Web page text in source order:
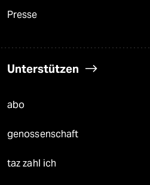
Presse
Unterstützen
abo
genossenschaft
taz zahl ich